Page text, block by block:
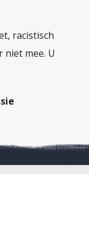
racistisch
mee. U